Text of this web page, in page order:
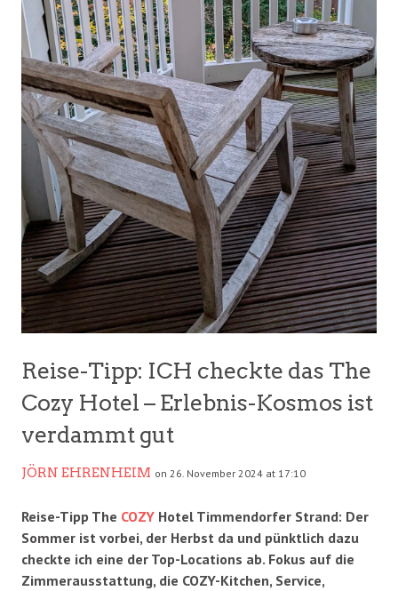
Reise-Tipp: ICH checkte das The
Cozy Hotel – Erlebnis-Kosmos ist
verdammt gut
JÖRN EHRENHEIM on 26. November 2024 at 17:10
Reise-Tipp The COZY Hotel Timmendorfer Strand: Der
Sommer ist vorbei, der Herbst da und pünktlich dazu
checkte ich eine der Top-Locations ab. Fokus auf die
Zimmerausstattung, die COZY-Kitchen, Service,